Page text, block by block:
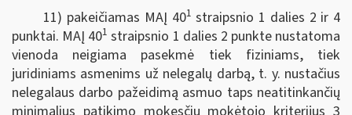
11) pakeičiamas MAĮ 401 straipsnio 1 dalies 2 ir 4
punktai. MAĮ 401 straipsnio 1 dalies 2 punkte nustatoma
vienoda neigiama pasekmė tiek fiziniams, tiek
juridiniams asmenims už nelegalų darbą, t. y. nustačius
nelegalaus darbo pažeidimą asmuo taps neatitinkančių
minimalius patikimo mokesčių mokėtojo kriterijus 3